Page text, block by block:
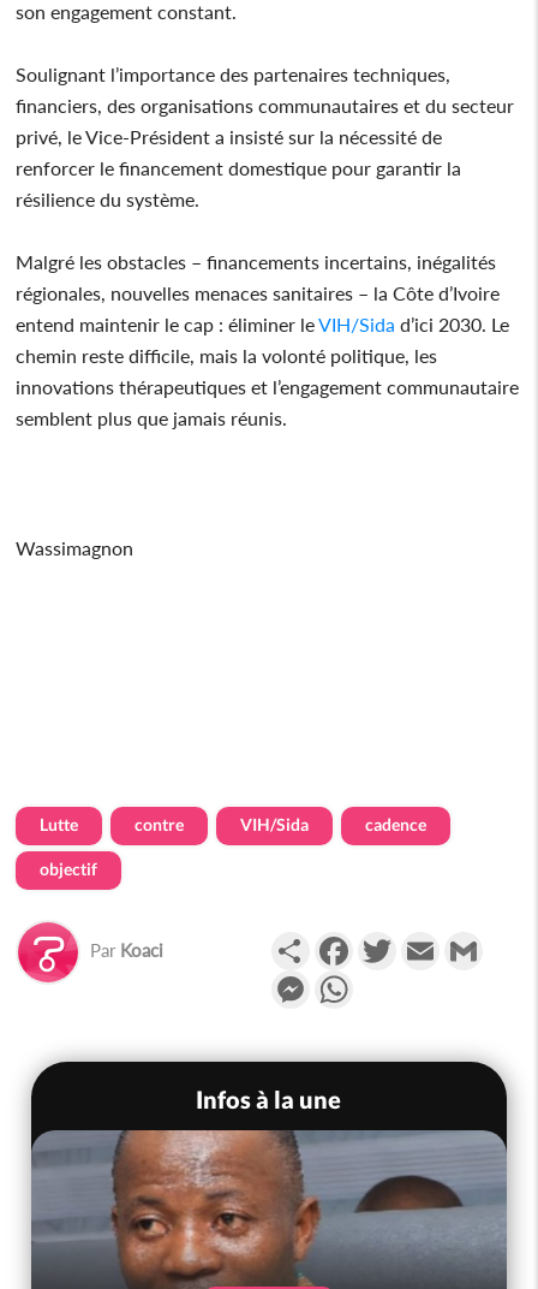
son engagement constant.
Soulignant l’importance des partenaires techniques,
financiers, des organisations communautaires et du secteur
privé, le Vice-Président a insisté sur la nécessité de
renforcer le financement domestique pour garantir la
résilience du système.
Malgré les obstacles – financements incertains, inégalités
régionales, nouvelles menaces sanitaires – la Côte d’Ivoire
entend maintenir le cap : éliminer leVIH/Sida d’ici 2030. Le
chemin reste difficile, mais la volonté politique, les
innovations thérapeutiques et l’engagement communautaire
semblent plus que jamais réunis.
Wassimagnon
Lutte contre VIH/Sida cadence
objectif
Par Koaci PartagerFacebookTwitterEmail
Messenger
Infos à la une